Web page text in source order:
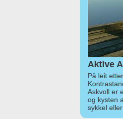
Aktive
På leit
Askvoll er
og kysten
sykkel